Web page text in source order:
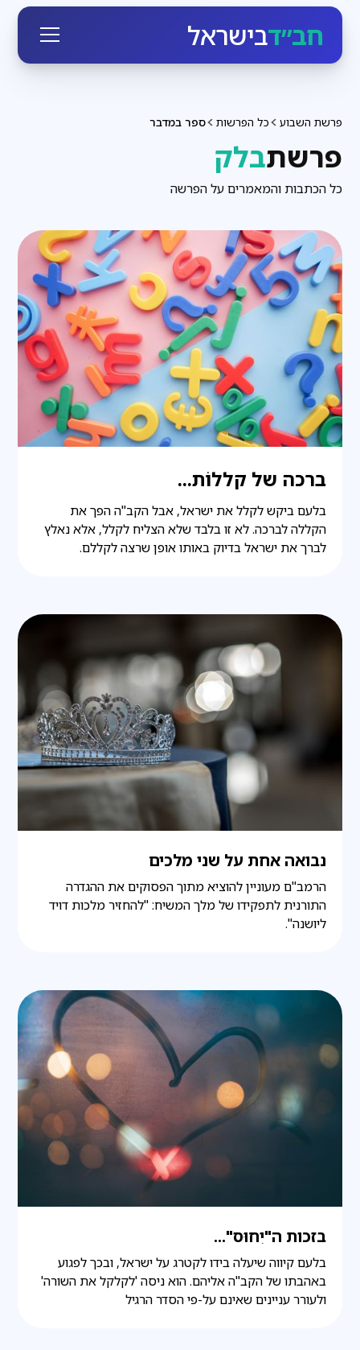
חב״דבישראל
פרשת השבוע כל הפרשות ספר במדבר
פרשתבלק
כל הכתבות והמאמרים על הפרשה
ברכה של קללוֹת...
בלעם ביקש לקלל את ישראל, אבל הקב"ה הפך את
הקללה לברכה. לא זו בלבד שלא הצליח לקלל, אלא נאלץ
לברך את ישראל בדיוק באותו אופן שרצה לקללם.
נבואה אחת על שני מלכים
הרמב"ם מעוניין להוציא מתוך הפסוקים את ההגדרה
התורנית לתפקידו של מלך המשיח: "להחזיר מלכות דויד
ליושנה".
בזכות ה"יִחוּס"...
בלעם קיווה שיעלה בידו לקטרג על ישראל, ובכך לפגוע
באהבתו של הקב"ה אליהם. הוא ניסה 'לקלקל את השורה'
ולעורר עניינים שאינם על-פי הסדר הרגיל